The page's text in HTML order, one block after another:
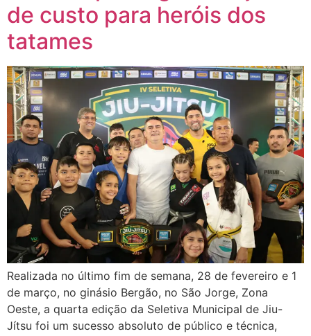
de custo para heróis dos
tatames
Realizada no último fim de semana, 28 de fevereiro e 1
de março, no ginásio Bergão, no São Jorge, Zona
Oeste, a quarta edição da Seletiva Municipal de Jiu-
Jítsu foi um sucesso absoluto de público e técnica,